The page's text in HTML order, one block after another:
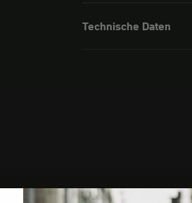
Technische Daten